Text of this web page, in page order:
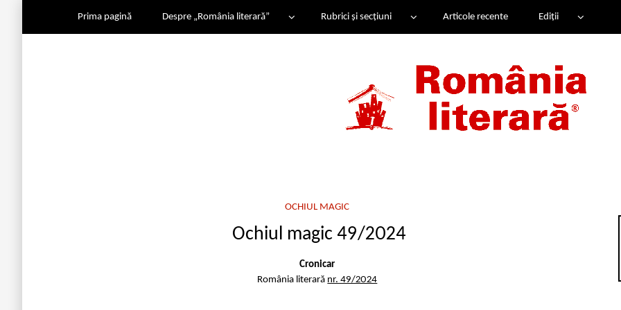
Prima pagină Despre „România literară” Rubrici și secțiuni Articole recente Ediții
OCHIUL MAGIC
Ochiul magic 49/2024
Cronicar
România literară nr. 49/2024